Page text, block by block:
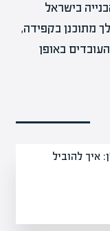
בישראל
מתוכנן בקפידה,
באופן
איך להוביל